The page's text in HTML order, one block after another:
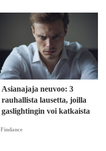
Asianajaja neuvoo: 3
rauhallista lausetta, joilla
gaslightingin voi katkaista
Findance